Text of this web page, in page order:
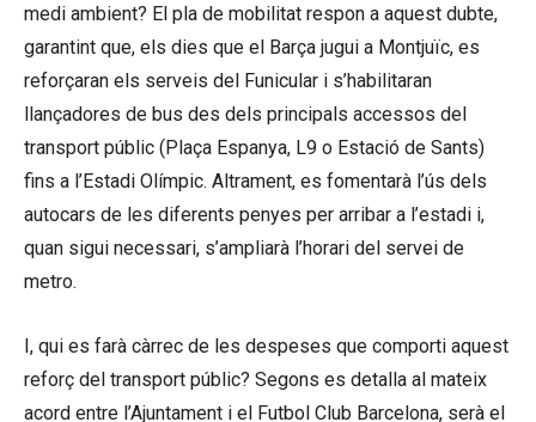
medi ambient? El pla de mobilitat respon a aquest dubte,
garantint que, els dies que el Barça jugui a Montjuïc, es
reforçaran els serveis del Funicular i s’habilitaran
llançadores de bus des dels principals accessos del
transport públic (Plaça Espanya, L9 o Estació de Sants)
fins a l’Estadi Olímpic. Altrament, es fomentarà l’ús dels
autocars de les diferents penyes per arribar a l’estadi i,
quan sigui necessari, s’ampliarà l’horari del servei de
metro.
I, qui es farà càrrec de les despeses que comporti aquest
reforç del transport públic? Segons es detalla al mateix
acord entre l’Ajuntament i el Futbol Club Barcelona, serà el